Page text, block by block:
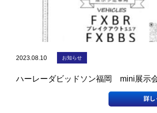
2023.08.10 お知らせ
ハーレーダビッドソン福岡 mini展示
詳し